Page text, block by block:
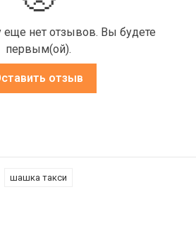
еще нет отзывов. Вы будете
первым(ой).
отзыв
шашка такси